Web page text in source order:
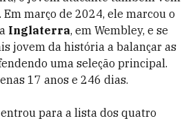
março de 2024, ele marcou o
Inglaterra, em Wembley, e se
jovem da história a balançar as
uma seleção principal.
17 anos e 246 dias.
para a lista dos quatro